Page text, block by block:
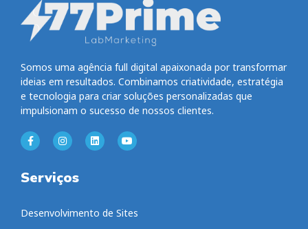
Somos uma agência full digital apaixonada por transformar
ideias em resultados. Combinamos criatividade, estratégia
e tecnologia para criar soluções personalizadas que
impulsionam o sucesso de nossos clientes.
Serviços
Desenvolvimento de Sites